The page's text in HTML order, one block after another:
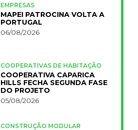
EMPRESAS
MAPEI PATROCINA VOLTA A
PORTUGAL
06/08/2026
COOPERATIVAS DE HABITAÇÃO
COOPERATIVA CAPARICA
HILLS FECHA SEGUNDA FASE
DO PROJETO
05/08/2026
CONSTRUÇÃO MODULAR